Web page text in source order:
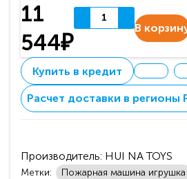
11
544₽
В
Купить в кредит
Расчет доставки в регионы
Производитель: HUI NA TOYS
Метки: Пожарная машина игрушка